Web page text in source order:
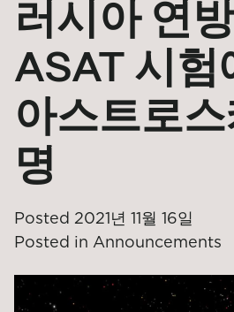
러시아 연
ASAT 시험
아스트로스
명
Posted 2021년 11월 16일
Posted in Announcements